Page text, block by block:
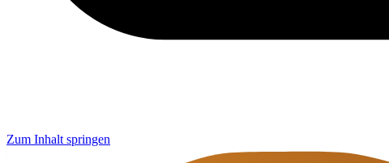
Zum Inhalt springen